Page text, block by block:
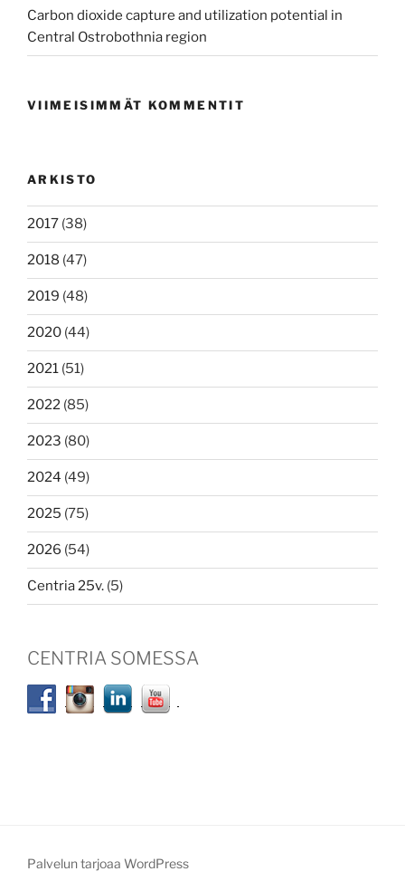
Carbon dioxide capture and utilization potential in
Central Ostrobothnia region
VIIMEISIMMÄT KOMMENTIT
ARKISTO
2017 (38)
2018 (47)
2019 (48)
2020 (44)
2021 (51)
2022 (85)
2023 (80)
2024 (49)
2025 (75)
2026 (54)
Centria 25v. (5)
CENTRIA SOMESSA
Palvelun tarjoaa WordPress